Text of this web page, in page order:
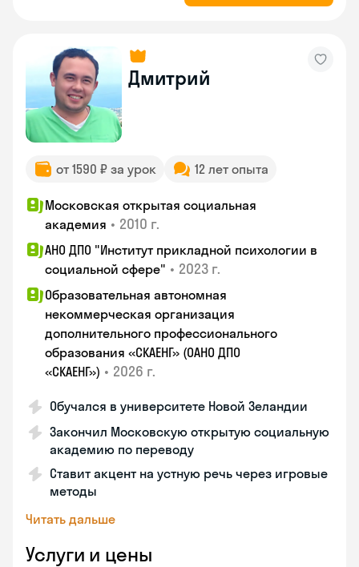
Дмитрий
от 1590 ₽ за урок 12 лет опыта
Московская открытая социальная
академия • 2010 г.
АНО ДПО "Институт прикладной психологии в
социальной сфере" • 2023 г.
Образовательная автономная
некоммерческая организация
дополнительного профессионального
образования «СКАЕНГ» (ОАНО ДПО
«СКАЕНГ») • 2026 г.
Обучался в университете Новой Зеландии
Закончил Московскую открытую социальную
академию по переводу
Ставит акцент на устную речь через игровые
методы
Читать дальше
Услуги и цены